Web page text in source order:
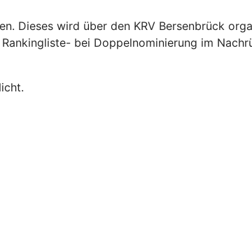
Dieses wird über den KRV Bersenbrück
bei Doppelnominierung im